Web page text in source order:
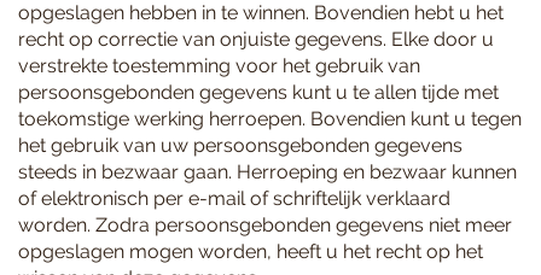
opgeslagen hebben in te winnen. Bovendien hebt u het
recht op correctie van onjuiste gegevens. Elke door u
verstrekte toestemming voor het gebruik van
persoonsgebonden gegevens kunt u te allen tijde met
toekomstige werking herroepen. Bovendien kunt u tegen
het gebruik van uw persoonsgebonden gegevens
steeds in bezwaar gaan. Herroeping en bezwaar kunnen
of elektronisch per e-mail of schriftelijk verklaard
worden. Zodra persoonsgebonden gegevens niet meer
opgeslagen mogen worden, heeft u het recht op het